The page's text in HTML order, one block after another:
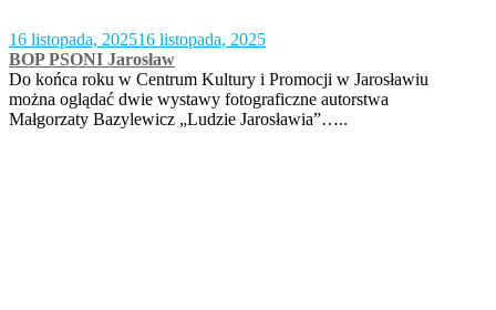
16 listopada, 202516 listopada, 2025
BOP PSONI Jarosław
Do końca roku w Centrum Kultury i Promocji w Jarosławiu
można oglądać dwie wystawy fotograficzne autorstwa
Małgorzaty Bazylewicz „Ludzie Jarosławia”…..